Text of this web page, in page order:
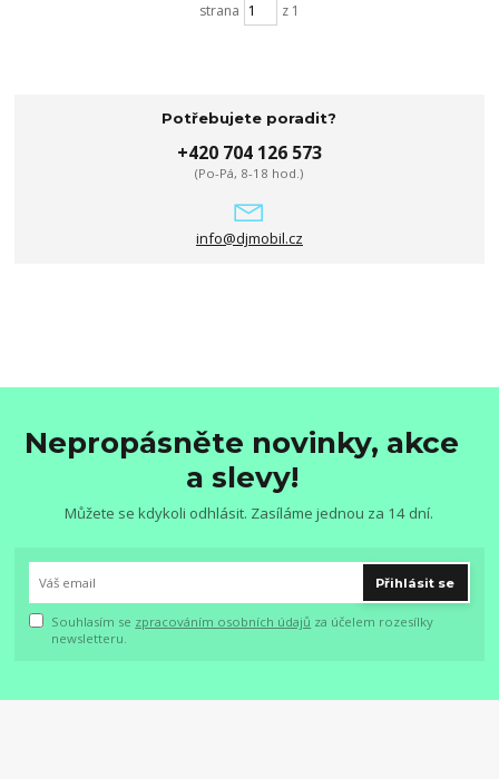
strana z 1
Potřebujete poradit?
+420 704 126 573
(Po-Pá, 8-18 hod.)
info@djmobil.cz
Nepropásněte novinky, akce
a slevy!
Můžete se kdykoli odhlásit. Zasíláme jednou za 14 dní.
Přihlásit se
Souhlasím se zpracováním osobních údajů za účelem rozesílky
newsletteru.